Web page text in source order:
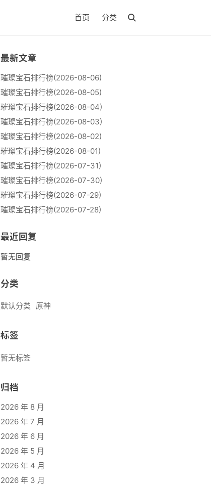
首页 分类
最新文章
璀璨宝石排行榜(2026-08-06)
璀璨宝石排行榜(2026-08-05)
璀璨宝石排行榜(2026-08-04)
璀璨宝石排行榜(2026-08-03)
璀璨宝石排行榜(2026-08-02)
璀璨宝石排行榜(2026-08-01)
璀璨宝石排行榜(2026-07-31)
璀璨宝石排行榜(2026-07-30)
璀璨宝石排行榜(2026-07-29)
璀璨宝石排行榜(2026-07-28)
最近回复
暂无回复
分类
默认分类 原神
标签
暂无标签
归档
2026 年 8 月
2026 年 7 月
2026 年 6 月
2026 年 5 月
2026 年 4 月
2026 年 3 月